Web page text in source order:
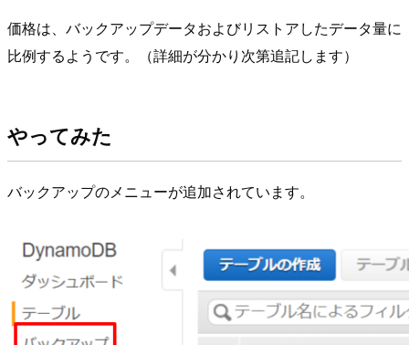
価格は、バックアップデータおよびリストアしたデータ量に
比例するようです。（詳細が分かり次第追記します）
やってみた
バックアップのメニューが追加されています。